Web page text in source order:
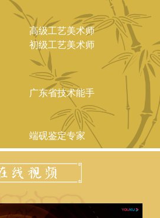
高级工艺美术师
初级工艺美术师
广东省技术能手
端砚鉴定专家